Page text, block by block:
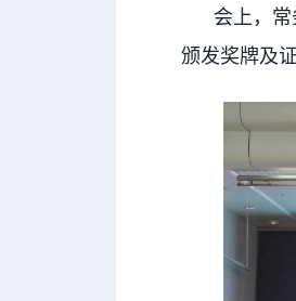
会上，常
颁发奖牌及